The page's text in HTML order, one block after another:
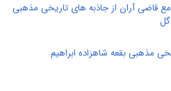
قاضی آران از جاذبه های تاریخی مذهبی
مذهبی بقعه شاهزاده ابراهیم